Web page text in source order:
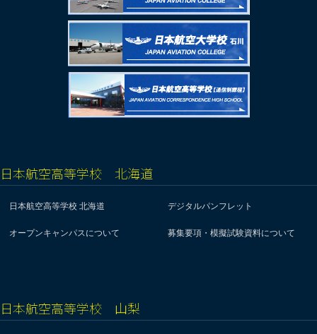
日本航空高等学校 北海道
日本航空高等学校 北海道 デジタルパンフレット
オープンキャンパスについて 募集要項・模擬試験資料について
日本航空高等学校 山梨